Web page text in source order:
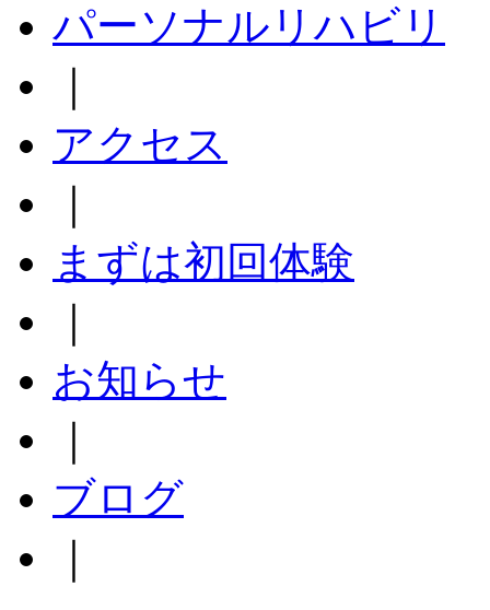
パーソナルリハビリ
アクセス
まずは初回体験
お知らせ
ブログ